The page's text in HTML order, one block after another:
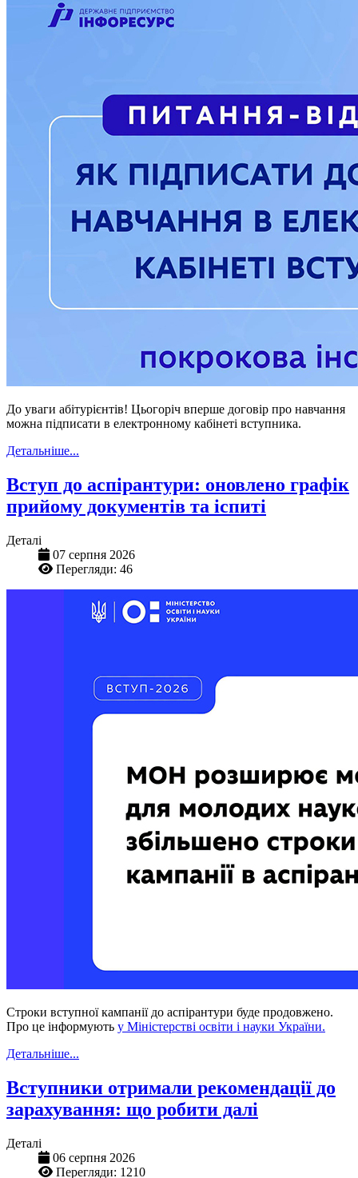
До уваги абітурієнтів! Цьогоріч вперше договір про навчання
можна підписати в електронному кабінеті вступника.
Детальніше...
Вступ до аспірантури: оновлено графік
прийому документів та іспиті
Деталі
07 серпня 2026
Перегляди: 46
Строки вступної кампанії до аспірантури буде продовжено.
Про це інформують у Міністерстві освіти і науки України.
Детальніше...
Вступники отримали рекомендації до
зарахування: що робити далі
Деталі
06 серпня 2026
Перегляди: 1210